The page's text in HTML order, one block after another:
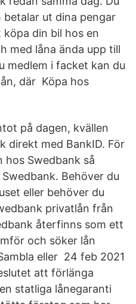
betalar ut dina pengar
din bil hos en
med låna ända upp till
medlem i facket kan du
där Köpa hos
på dagen, kvällen
direkt med BankID. För
hos Swedbank så
Behöver du
eller behöver du
privatlån från
återfinns som ett
och söker lån
eller 24 feb 2021
att förlänga
statliga lånegaranti